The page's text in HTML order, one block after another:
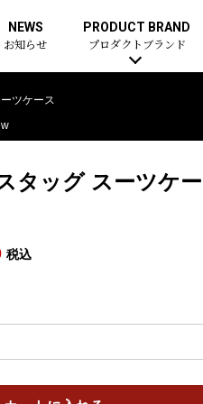
NEWS
お知らせ
PRODUCT BRAND
プロダクトブランド
ツケース
タッグ スーツケ
税込